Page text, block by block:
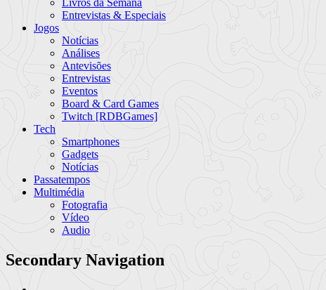
Entrevistas & Especiais
Jogos
Notícias
Análises
Antevisões
Entrevistas
Eventos
Board & Card Games
Twitch [RDBGames]
Tech
Smartphones
Gadgets
Notícias
Passatempos
Multimédia
Fotografia
Vídeo
Audio
Secondary Navigation